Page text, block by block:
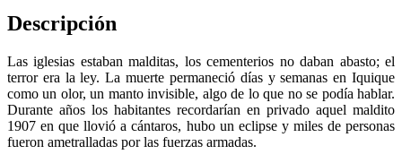
Descripción
Las iglesias estaban malditas, los cementerios no daban abasto; el
terror era la ley. La muerte permaneció días y semanas en Iquique
como un olor, un manto invisible, algo de lo que no se podía hablar.
Durante años los habitantes recordarían en privado aquel maldito
1907 en que llovió a cántaros, hubo un eclipse y miles de personas
fueron ametralladas por las fuerzas armadas.